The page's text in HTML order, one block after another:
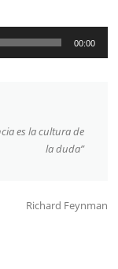
00:00
es la cultura de
la duda”
Richard Feynman